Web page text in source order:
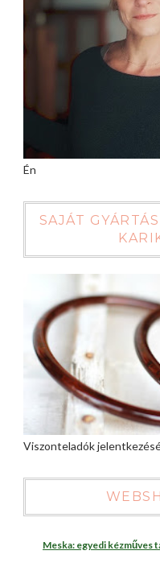
Én
SAJÁT
Viszonteladók
Meska: egyedi kézműves